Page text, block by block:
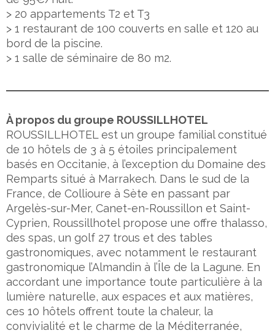
> 20 appartements T2 et T3
> 1 restaurant de 100 couverts en salle et 120 au
bord de la piscine.
> 1 salle de séminaire de 80 m2.
À propos du groupe ROUSSILLHOTEL
ROUSSILLHOTEL est un groupe familial constitué
de 10 hôtels de 3 à 5 étoiles principalement
basés en Occitanie, à l’exception du Domaine des
Remparts situé à Marrakech. Dans le sud de la
France, de Collioure à Sète en passant par
Argelès-sur-Mer, Canet-en-Roussillon et Saint-
Cyprien, Roussillhotel propose une offre thalasso,
des spas, un golf 27 trous et des tables
gastronomiques, avec notamment le restaurant
gastronomique l’Almandin à l’Île de la Lagune. En
accordant une importance toute particulière à la
lumière naturelle, aux espaces et aux matières,
ces 10 hôtels offrent toute la chaleur, la
convivialité et le charme de la Méditerranée,